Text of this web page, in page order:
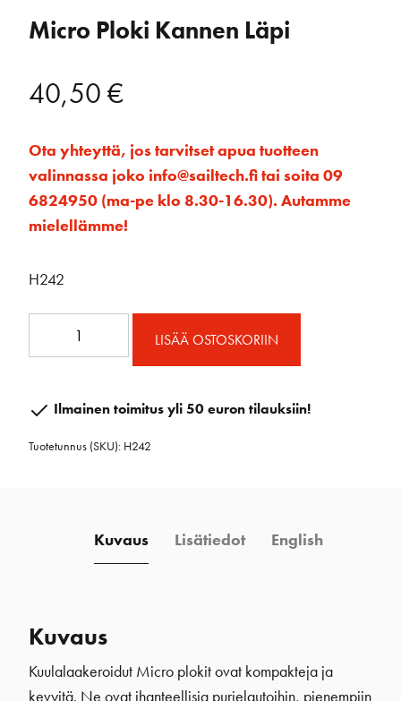
Micro Ploki Kannen Läpi
40,50€
Ota yhteyttä, jos tarvitset apua tuotteen
valinnassa joko info@sailtech.fi tai soita 09
6824950 (ma-pe klo 8.30-16.30). Autamme
mielellämme!
H242
Läpi
LISÄÄ OSTOSKORIIN
Ilmainen toimitus yli 50 euron tilauksiin!
Tuotetunnus (SKU): H242
Kuvaus Lisätiedot English
Kuvaus
Kuulalaakeroidut Micro plokit ovat kompakteja ja
kevyitä. Ne ovat ihanteellisia purjelautoihin, pienempiin